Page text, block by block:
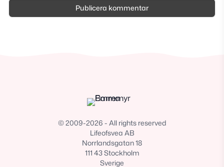
© 2009-2026 - All rights reserved
Lifeofsvea AB
Norrlandsgatan 18
111 43 Stockholm
Sverige